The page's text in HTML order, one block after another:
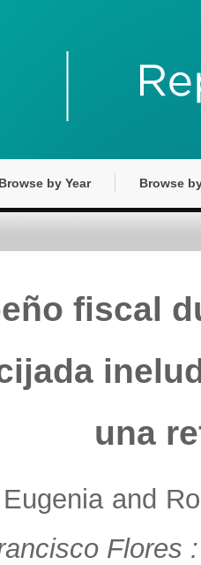
Browse by Year Browse
fiscal
una
and
Flores